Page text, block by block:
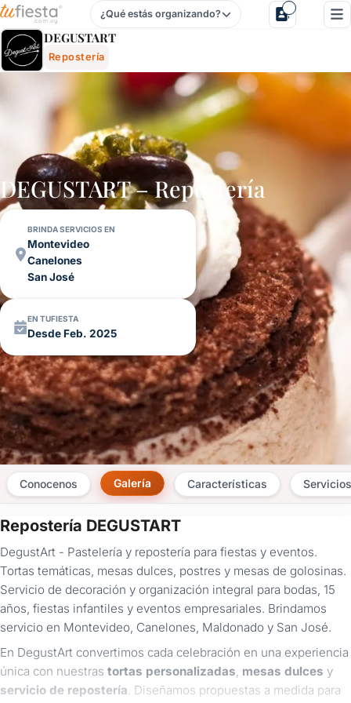
Degustart - Repostería Para Fiestas Y Eventos En Uruguay
¿Qué estás organizando?
DEGUSTART
Repostería
DEGUSTART – Repostería
BRINDA SERVICIOS EN
Montevideo
Canelones
San José
EN TUFIESTA
Desde Feb. 2025
Conocenos Galería Características Servicios
Repostería DEGUSTART
DegustArt - Pastelería y repostería para fiestas y eventos.
Tortas temáticas, mesas dulces, postres y mesas de golosinas.
Servicio de decoración y organización integral para bodas, 15
años, fiestas infantiles y eventos empresariales. Brindamos
servicio en Montevideo, Canelones, Maldonado y San José.
En DegustArt convertimos cada celebración en una experiencia
única con nuestras tortas personalizadas mesas dulces y
servicio de repostería . Diseñamos propuestas a medida para
×
Consultar
¿Ya
tenés
cuenta?
sesión
aquí
para